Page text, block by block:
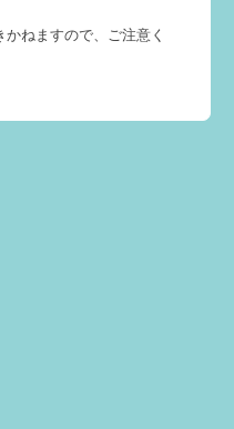
ねますので、ご注意く